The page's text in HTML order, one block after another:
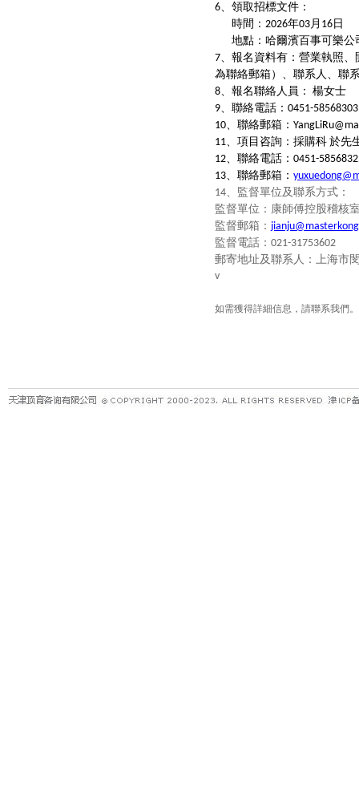
6、領取招標文件：
時間： 2026年03月 16 日
地點：哈爾濱百事可樂公
7、報名資料有：營業執照
為聯絡郵箱）、聯系人、聯
8、報名聯絡人員： 楊女士
9、聯絡電話： 0451-58568303
10、聯絡郵箱：
11、項目咨詢：採購科 於先
12、聯絡電話： 0451-
13、聯絡郵箱：
14、 監督單位及聯系方式：
監督單位：康師傅控股稽核
監督郵箱：
監督電話： 021-31753602
郵寄地址及聯系人：上海市
v
如需獲得詳細信息，請聯系我們。